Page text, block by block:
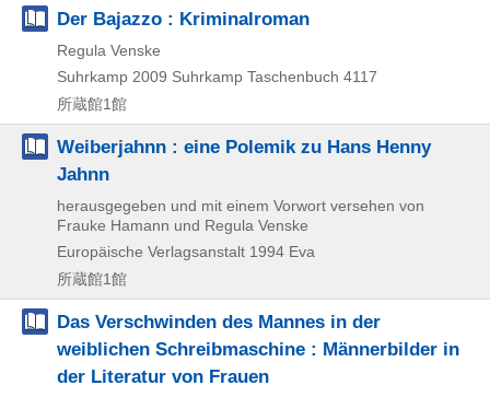
Der Bajazzo : Kriminalroman
Regula Venske
Suhrkamp 2009 Suhrkamp Taschenbuch 4117
所蔵館1館
Weiberjahnn : eine Polemik zu Hans Henny
Jahnn
herausgegeben und mit einem Vorwort versehen von
Frauke Hamann und Regula Venske
Europäische Verlagsanstalt 1994 Eva
所蔵館1館
Das Verschwinden des Mannes in der
weiblichen Schreibmaschine : Männerbilder in
der Literatur von Frauen